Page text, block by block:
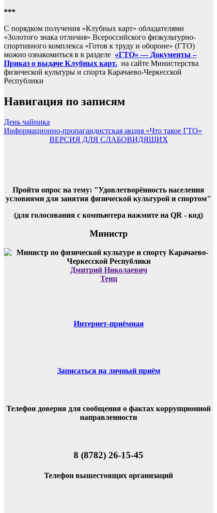
***
С порядком получения «Клубных карт» обладателями
«Золотого знака отличия» Всероссийского физкультурно-
спортивного комплекса «Готов к труду и обороне» (ГТО)
можно ознакомиться в в разделе «ГТО» — Документы –
Приказ о выдаче Клубных карт. на сайте Министерства
физической культуры и спорта Карачаево-Черкесской
Республики
Навигация по записям
День чайника
Информационно-пропагандистская акция «Что такое ГТО»
ВЕРСИЯ ДЛЯ СЛАБОВИДЯЩИХ
Пройти опрос на тему: "Удовлетворённость населения
условиями для занятия физической культурой и спортом"
(для голосования с компьютера нажмите на QR - код)
Министр
Дмитрий Николаевич
Тенц
Интернет-приёмная
Записаться на личный приём
Телефон доверия для сообщения о фактах коррупционной
направленности
8 (8782) 26-15-45
Телефон вышестоящих организаций